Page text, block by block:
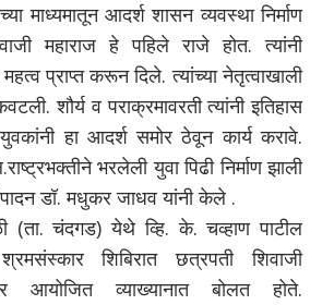
आदर्श शासन व्यवस्था निर्माण
महाराज हे पहिले राजे होत. त्यांनी
प्राप्त करून दिले. त्यांच्या नेतृत्वाखाली
शौर्य व पराक्रमावरती त्यांनी इतिहास
हा आदर्श समोर ठेवून कार्य करावे.
भरलेली युवा पिढी निर्माण झाली
डॉ. मधुकर जाधव यांनी केले .
चंदगड) येथे व्हि. के. चव्हाण पाटील
श्रमसंस्कार शिबिरात छत्रपती शिवाजी
आयोजित व्याख्यानात बोलत होते.